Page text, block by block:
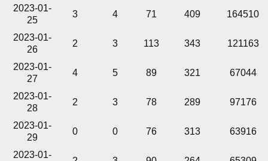
2023-01-
25
3 4 71 409 164510
2023-01-
26
2 3 113 343 121163
2023-01-
27
4 5 89 321 67044
2023-01-
28
2 3 78 289 97176
2023-01-
29
0 0 76 313 63916
2023-01-